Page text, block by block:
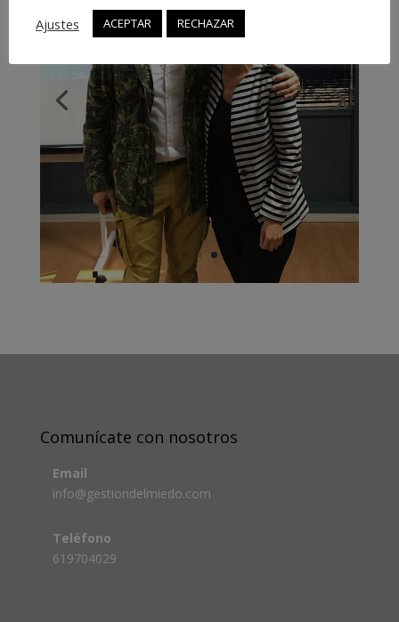
Comunícate con nosotros
Email
info@gestiondelmiedo.com
Teléfono
619704029
Ajustes
ACEPTAR RECHAZAR